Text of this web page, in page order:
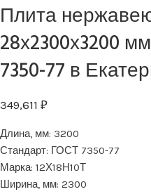
Плита
28х2300х3200
7350-77 в
349,611 ₽
Длина, мм: 3200
Стандарт: ГОСТ 7350-77
Марка: 12Х18Н10Т
Ширина, мм: 2300